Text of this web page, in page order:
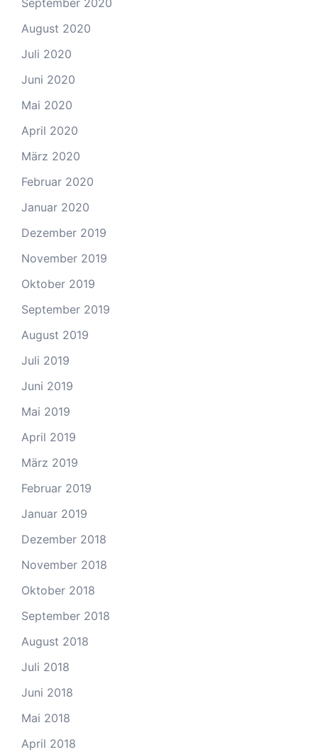
September 2020
August 2020
Juli 2020
Juni 2020
Mai 2020
April 2020
März 2020
Februar 2020
Januar 2020
Dezember 2019
November 2019
Oktober 2019
September 2019
August 2019
Juli 2019
Juni 2019
Mai 2019
April 2019
März 2019
Februar 2019
Januar 2019
Dezember 2018
November 2018
Oktober 2018
September 2018
August 2018
Juli 2018
Juni 2018
Mai 2018
April 2018